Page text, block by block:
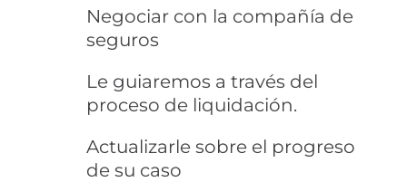
Negociar con la compañía de
seguros
Le guiaremos a través del
proceso de liquidación.
Actualizarle sobre el progreso
de su caso